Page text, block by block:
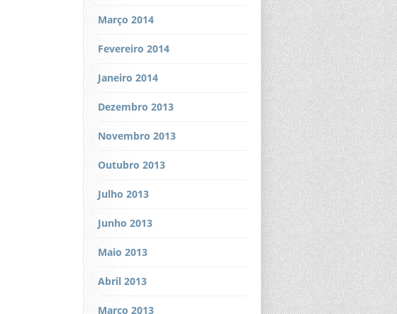
Março 2014
Fevereiro 2014
Janeiro 2014
Dezembro 2013
Novembro 2013
Outubro 2013
Julho 2013
Junho 2013
Maio 2013
Abril 2013
Março 2013